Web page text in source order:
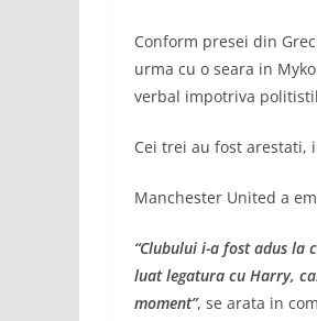
Conform presei din
urma cu o seara in
verbal impotriva
Cei trei au fost arestati,
Manchester United a
“Clubului i-a fost adus
luat legatura cu Harry,
moment”, se arata in